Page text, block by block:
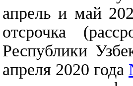
апрель и май
отсрочка
Республики
апреля 2020 года